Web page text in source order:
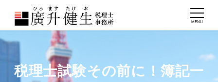
MENU
税理士試験その前に！簿記一